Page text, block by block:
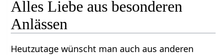
Alles Liebe aus besonderen
Anlässen
Heutzutage wünscht man auch aus anderen